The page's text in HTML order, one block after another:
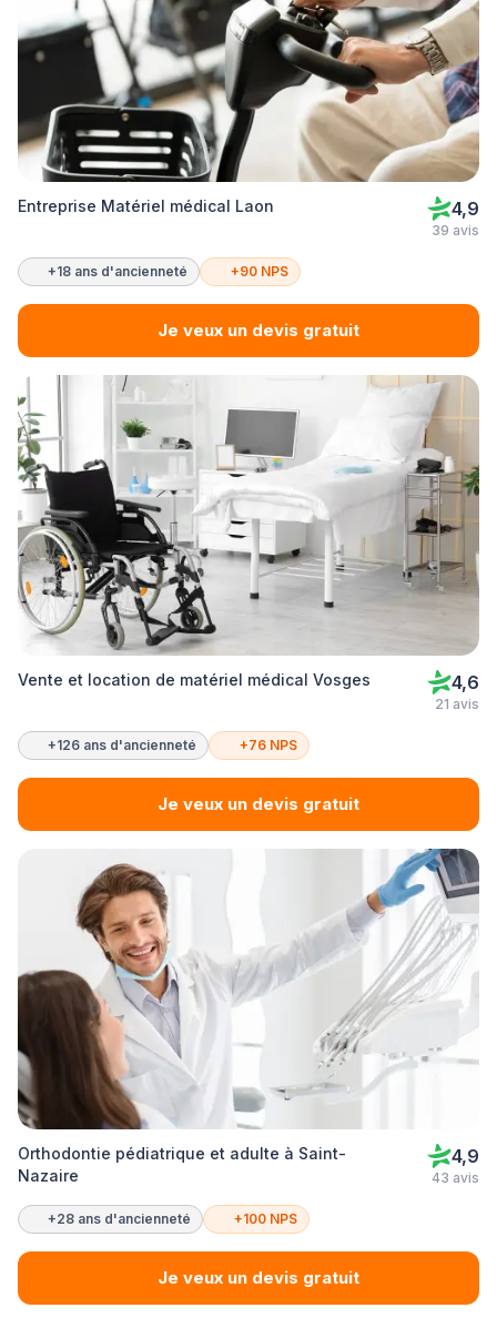
Entreprise Matériel médical Laon 4,9
39 avis
+18 ans d'ancienneté +90 NPS
Je veux un devis gratuit
Vente et location de matériel médical Vosges 4,6
21 avis
+126 ans d'ancienneté +76 NPS
Je veux un devis gratuit
Orthodontie pédiatrique et adulte à Saint-
Nazaire
4,9
43 avis
+28 ans d'ancienneté +100 NPS
Je veux un devis gratuit